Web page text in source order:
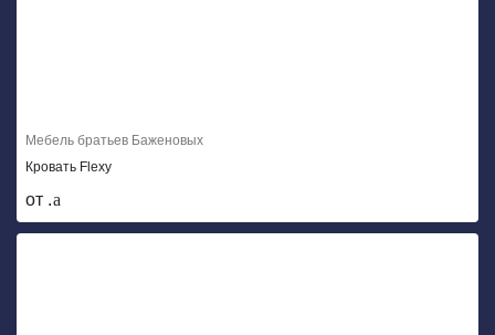
Мебель братьев Баженовых
Кровать Flexy
от .